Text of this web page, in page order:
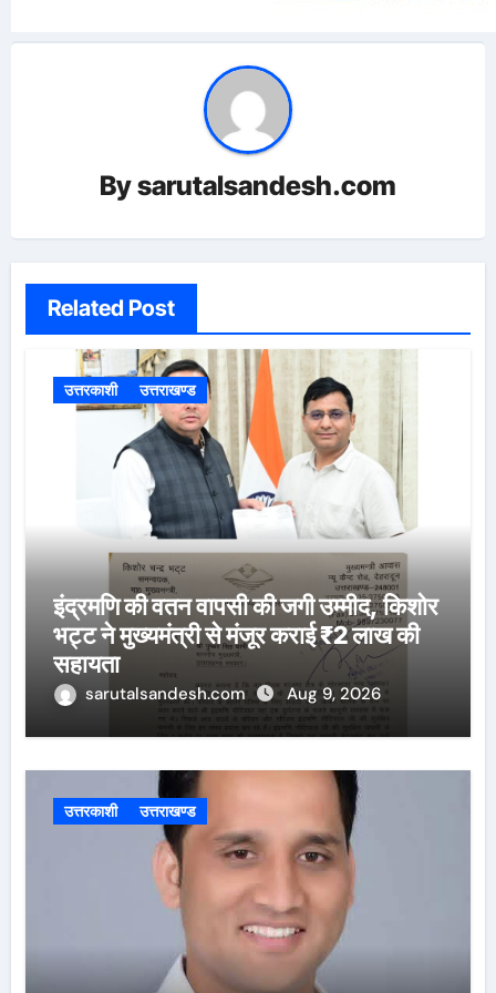
Bysarutalsandesh.com
Related Post
उत्तरकाशी उत्तराखण्ड
इंद्रमणि की वतन वापसी की जगी उम्मीद, किशोर
भट्ट ने मुख्यमंत्री से मंजूर कराई ₹2 लाख की
सहायता
sarutalsandesh.com Aug 9, 2026
उत्तरकाशी उत्तराखण्ड